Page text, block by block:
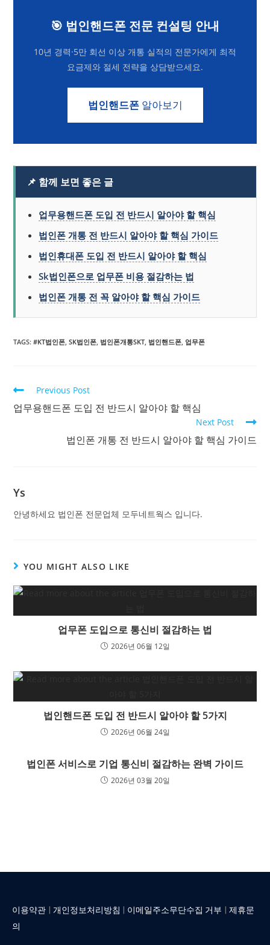
🎯 법인핸드폰 전문 컨설팅 안내
10년 경력·5만 회선 이상 개통 실적의 전문가에게 최적
요금제와 절세 전략을 상담받으세요.
법인핸드폰알아보기
📌 함께 보면 좋은 글
업무용핸드폰 도입 전 반드시 알아야 할 핵심
법인폰 개통 전 반드시 알아야 할 핵심 가이드
법인휴대폰 도입 전 반드시 알아야 할 핵심
Sk법인폰으로 업무폰 비용 절감하는 법
법인폰 개통 전 꼭 알아야 할 핵심 가이드
TAGS:#KT법인폰, SK법인폰, 법인폰개통SKT, 법인핸드폰, 업무폰
Previous Post
업무용핸드폰 도입 전 반드시 알아야 할 핵심
Next Post
법인폰 개통 전 반드시 알아야 할 핵심 가이드
Ys
안녕하세요 법인폰 전문업체 모두네트웍스 입니다.
YOU MIGHT ALSO LIKE
업무폰 도입으로 통신비 절감하는 법
2026년 06월 12일
법인핸드폰 도입 전 반드시 알아야 할 5가지
2026년 06월 24일
법인폰 서비스로 기업 통신비 절감하는 완벽 가이드
2026년 03월 20일
이용약관 | 개인정보처리방침 | 이메일주소무단수집 거부 | 제휴문
의